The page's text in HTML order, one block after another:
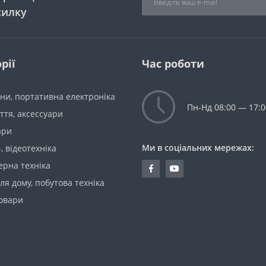
портативна електроніка
аксессуари
відеотехніка
техніка
дому, побутова техніка
Час роботи
Пн-Нд 08:00 —
Ми в соціальних мережах: